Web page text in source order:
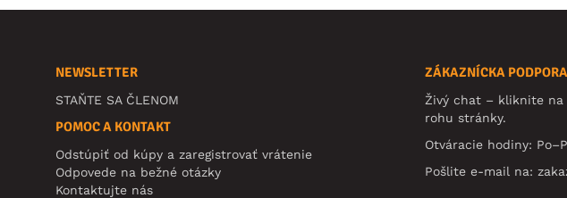
NEWSLETTER
STAŇTE SA ČLENOM
POMOC A KONTAKT
Odstúpiť od kúpy a zaregistrovať vrátenie
Odpovede na bežné otázky
Kontaktujte nás
ZÁKAZNÍCKA PODPORA
Živý chat – kliknite
rohu stránky.
Otváracie hodiny:
Pošlite e-mail na: